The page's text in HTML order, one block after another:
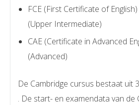
FCE (First Certificate of
(Upper Intermediate)
CAE (Certificate in Advanced
(Advanced)
De Cambridge cursus bestaat uit
. De start- en examendata van de